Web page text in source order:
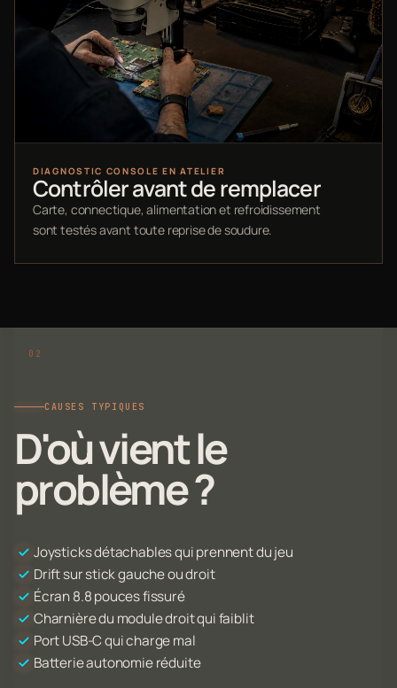
DIAGNOSTIC CONSOLE EN ATELIER
Contrôler avant de remplacer
Carte, connectique, alimentation et refroidissement
sont testés avant toute reprise de soudure.
CAUSES TYPIQUES
D'où vient le
problème ?
Joysticks détachables qui prennent du jeu
Drift sur stick gauche ou droit
Écran 8.8 pouces fissuré
Charnière du module droit qui faiblit
Port USB-C qui charge mal
Batterie autonomie réduite